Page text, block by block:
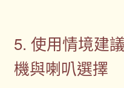
5. 使用情境建
機與喇叭選擇